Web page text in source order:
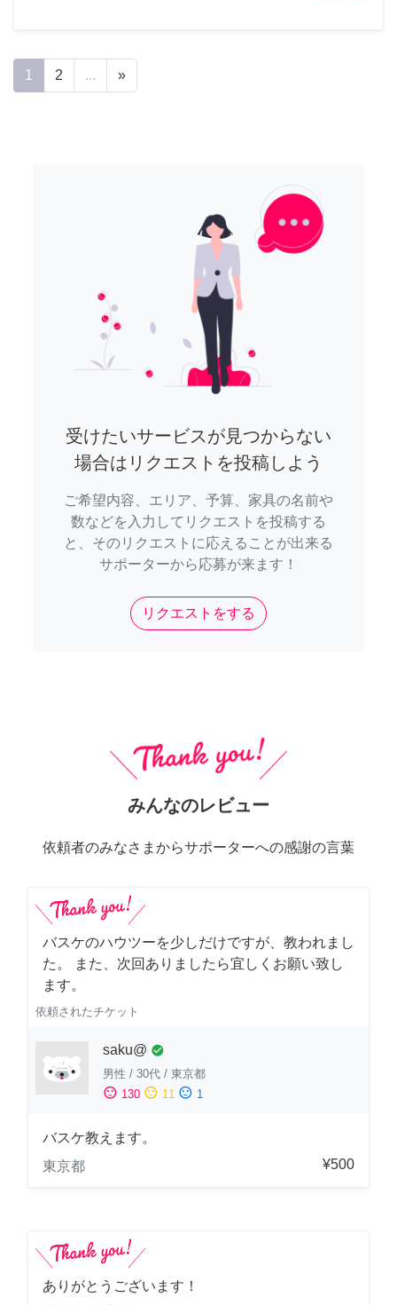
1 2 ... »
受けたいサービスが見つからない
場合はリクエストを投稿しよう
ご希望内容、エリア、予算、家具の名前や
数などを入力してリクエストを投稿する
と、そのリクエストに応えることが出来る
サポーターから応募が来ます！
リクエストをする
みんなのレビュー
依頼者のみなさまからサポーターへの感謝の言葉
バスケのハウツーを少しだけですが、教われまし
た。 また、次回ありましたら宜しくお願い致し
ます。
依頼されたチケット
saku@ check_circle
男性 / 30代 / 東京都
sentiment_satisfied 130 sentiment_neutral 11 sentiment_dissatisfied 1
バスケ教えます。
東京都
¥500
ありがとうございます！